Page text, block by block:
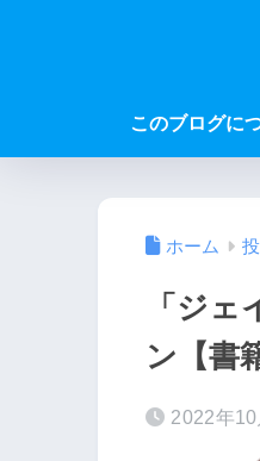
このブログに
ホーム
「ジ
ン【書
2022年10